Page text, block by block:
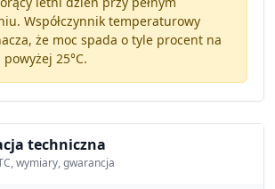
Współczynnik temperaturowy
że moc spada o tyle procent na
25°C.
techniczna
wymiary, gwarancja